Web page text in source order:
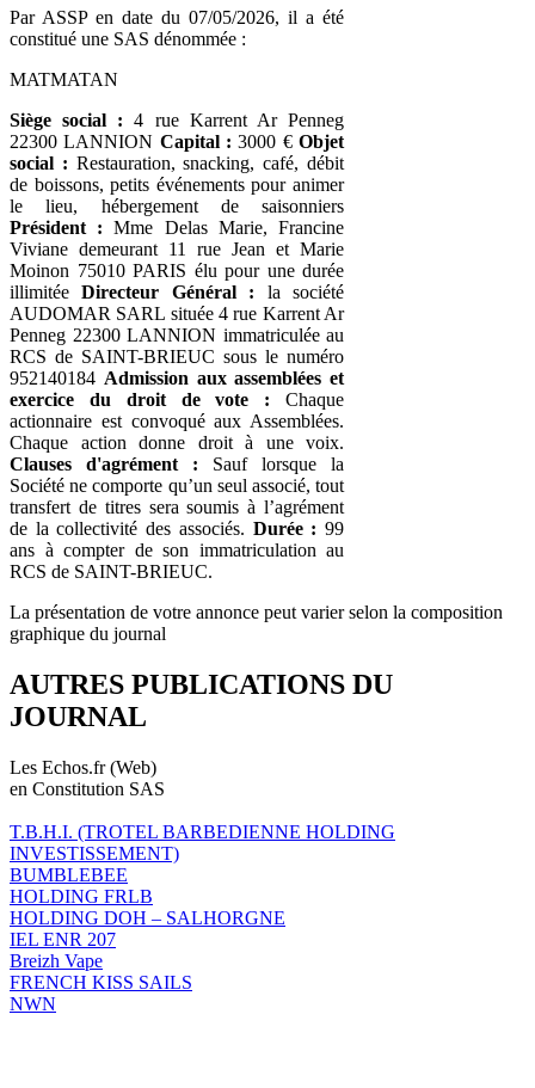
Par ASSP en date du 07/05/2026, il a été
constitué une SAS dénommée :
MATMATAN
Siège social : 4 rue Karrent Ar Penneg
22300 LANNION Capital : 3000 €Objet
social : Restauration, snacking, café, débit
de boissons, petits événements pour animer
le lieu, hébergement de saisonniers
Président : Mme Delas Marie, Francine
Viviane demeurant 11 rue Jean et Marie
Moinon 75010 PARIS élu pour une durée
illimitéeDirecteur Général : la société
AUDOMAR SARL située 4 rue Karrent Ar
Penneg 22300 LANNION immatriculée au
RCS de SAINT-BRIEUC sous le numéro
952140184 Admission aux assemblées et
exercice du droit de vote : Chaque
actionnaire est convoqué aux Assemblées.
Chaque action donne droit à une voix.
Clauses d'agrément : Sauf lorsque la
Société ne comporte qu’un seul associé, tout
transfert de titres sera soumis à l’agrément
de la collectivité des associés. Durée : 99
ans à compter de son immatriculation au
RCS de SAINT-BRIEUC.
La présentation de votre annonce peut varier selon la composition
graphique du journal
AUTRES PUBLICATIONS DU
JOURNAL
Les Echos.fr (Web)
en Constitution SAS
T.B.H.I. (TROTEL BARBEDIENNE HOLDING
INVESTISSEMENT)
BUMBLEBEE
HOLDING FRLB
HOLDING DOH – SALHORGNE
IEL ENR 207
Breizh Vape
FRENCH KISS SAILS
NWN